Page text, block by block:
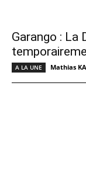
Garango : La
A LA UNE Mathias